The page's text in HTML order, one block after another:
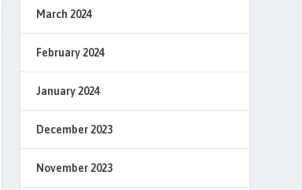
March 2024
February 2024
January 2024
December 2023
November 2023